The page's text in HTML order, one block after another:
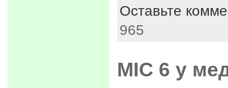
Оставьте
965
МІС 6 у